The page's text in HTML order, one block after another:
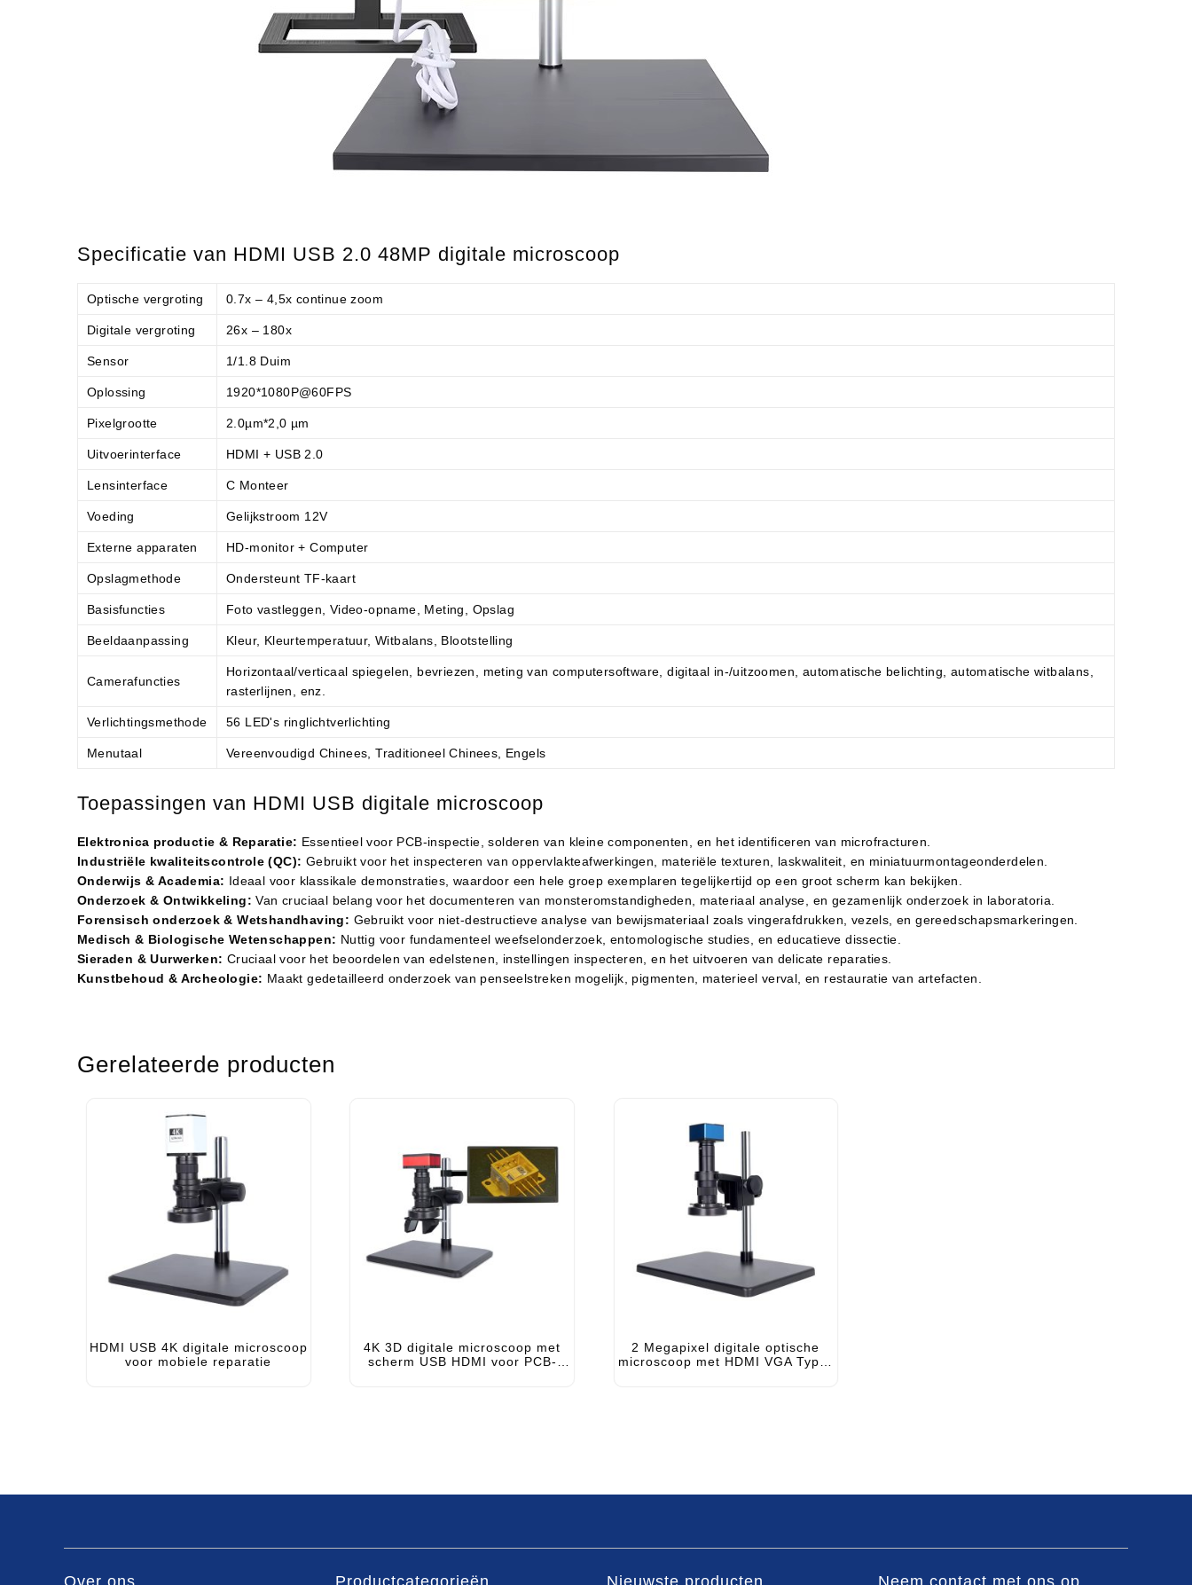
Specificatie van HDMI USB 2.0 48MP digitale microscoop
Optische vergroting 0.7x – 4,5x continue zoom
Digitale vergroting 26x – 180x
Sensor 1/1.8 Duim
Oplossing 1920*1080P@60FPS
Pixelgrootte 2.0µm*2,0 µm
Uitvoerinterface HDMI + USB 2.0
Lensinterface C Monteer
Voeding Gelijkstroom 12V
Externe apparaten HD-monitor + Computer
Opslagmethode Ondersteunt TF-kaart
Basisfuncties Foto vastleggen, Video-opname, Meting, Opslag
Beeldaanpassing Kleur, Kleurtemperatuur, Witbalans, Blootstelling
Camerafuncties
Horizontaal/verticaal spiegelen, bevriezen, meting van computersoftware, digitaal in-/uitzoomen, automatische belichting, automatische witbalans,
rasterlijnen, enz.
Verlichtingsmethode 56 LED's ringlichtverlichting
Menutaal Vereenvoudigd Chinees, Traditioneel Chinees, Engels
Toepassingen van HDMI USB digitale microscoop
Elektronica productie & Reparatie: Essentieel voor PCB-inspectie, solderen van kleine componenten, en het identificeren van microfracturen.
Industriële kwaliteitscontrole (QC): Gebruikt voor het inspecteren van oppervlakteafwerkingen, materiële texturen, laskwaliteit, en miniatuurmontageonderdelen.
Onderwijs & Academia: Ideaal voor klassikale demonstraties, waardoor een hele groep exemplaren tegelijkertijd op een groot scherm kan bekijken.
Onderzoek & Ontwikkeling: Van cruciaal belang voor het documenteren van monsteromstandigheden, materiaal analyse, en gezamenlijk onderzoek in laboratoria.
Forensisch onderzoek & Wetshandhaving: Gebruikt voor niet-destructieve analyse van bewijsmateriaal zoals vingerafdrukken, vezels, en gereedschapsmarkeringen.
Medisch & Biologische Wetenschappen: Nuttig voor fundamenteel weefselonderzoek, entomologische studies, en educatieve dissectie.
Sieraden & Uurwerken: Cruciaal voor het beoordelen van edelstenen, instellingen inspecteren, en het uitvoeren van delicate reparaties.
Kunstbehoud & Archeologie: Maakt gedetailleerd onderzoek van penseelstreken mogelijk, pigmenten, materieel verval, en restauratie van artefacten.
Gerelateerde producten
HDMI USB 4K digitale microscoop
voor mobiele reparatie
4K 3D digitale microscoop met
scherm USB HDMI voor PCB-
2 Megapixel digitale optische
microscoop met HDMI VGA Type-